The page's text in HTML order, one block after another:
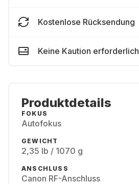
Kostenlose Rücksendung
Keine Kaution erforderlich
Produktdetails
FOKUS
Autofokus
GEWICHT
2,35 lb / 1070 g
ANSCHLUSS
Canon RF-Anschluss